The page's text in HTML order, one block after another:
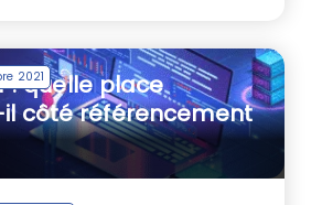
2021
: quelle place
côté référencement